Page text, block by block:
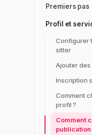
Premiers pas
Profil et
Configurer
sitter
Ajouter
Inscription
Comment
profil ?
Comment
publication